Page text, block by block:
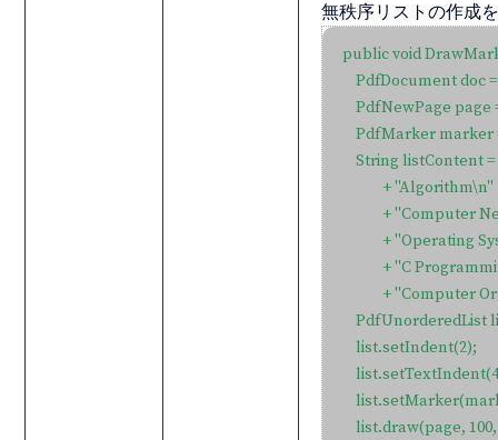
無秩序リストの作成
public void
PdfDocument doc
PdfNewPage page
PdfMarker
String
            + "Algorithm\n"
+
+ "Operating
+ "C
+
PdfUnorderedList
    list.setIndent(2);
list.draw(page,